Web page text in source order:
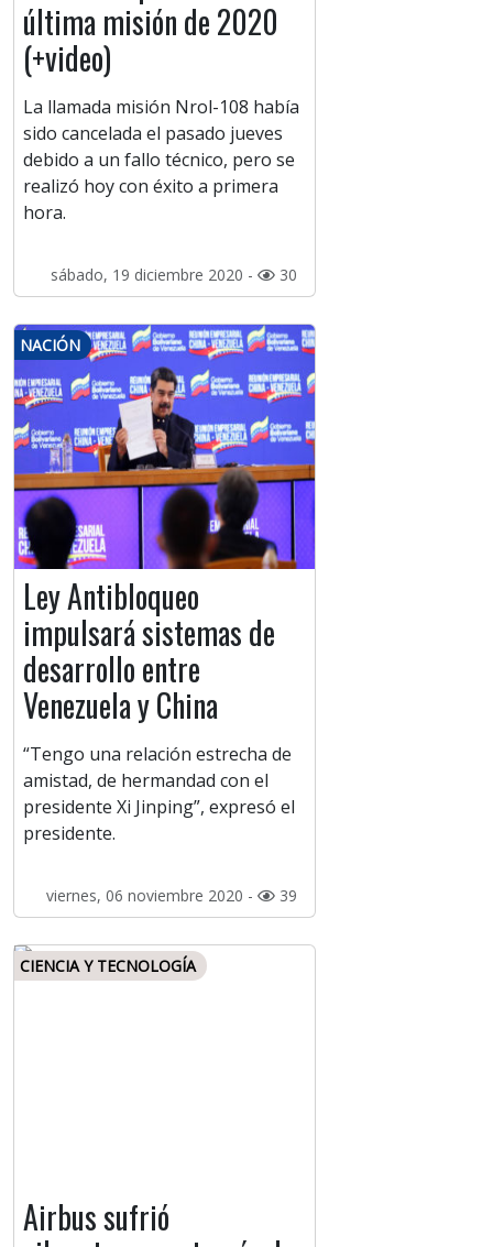
última misión de 2020
(+video)
La llamada misión Nrol-108 había
sido cancelada el pasado jueves
debido a un fallo técnico, pero se
realizó hoy con éxito a primera
hora.
sábado, 19 diciembre 2020 - 30
NACIÓN
Ley Antibloqueo
impulsará sistemas de
desarrollo entre
Venezuela y China
“Tengo una relación estrecha de
amistad, de hermandad con el
presidente Xi Jinping”, expresó el
presidente.
viernes, 06 noviembre 2020 - 39
CIENCIA Y TECNOLOGÍA
Airbus sufrió